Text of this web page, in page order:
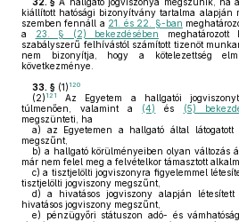
kiállított hatósági bizonyítvány tartalma alapján
szemben fennáll a 21. és 22. §-ban
a
23. § (2) bekezdésében meghatározott
szabályszerű felhívástól számított tizenöt
nem bizonyítja, hogy a kötelezettség
következménye.
33. § (1) 120
(2) 121 Az Egyetem a hallgatói
túlmenően, valamint a (4) és (5)
megszünteti, ha
a) az Egyetemen a hallgató által
megszűnt,
b) a hallgató körülményeiben olyan változás
már nem felel meg a felvételkor támasztott
c) a tisztjelölti jogviszonyra figyelemmel
tisztjelölti jogviszony megszűnt,
d) a hivatásos jogviszony alapján
hivatásos jogviszony megszűnt,
e) pénzügyőri státuszon adó- és